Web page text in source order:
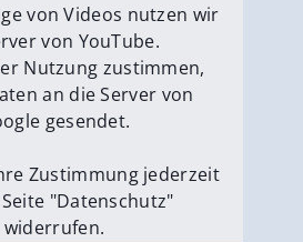
Medien erlauben
von Videos nutzen wir
von YouTube.
Nutzung zustimmen,
an die Server von
gesendet.
Zustimmung jederzeit
"Datenschutz"
widerrufen.